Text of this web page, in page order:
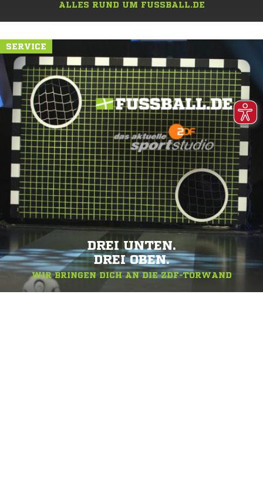
ALLES RUND UM FUSSBALL.DE
SERVICE
DREI UNTEN.
DREI OBEN.
WIR BRINGEN DICH AN DIE ZDF-TORWAND